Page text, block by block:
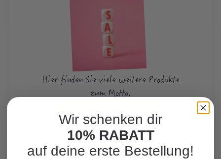
Hier finden Sie viele weitere Produkte
zum Motto.
WEITERE PRODUKTE
Wir schenken dir
10% RABATT
auf deine erste Bestellung!